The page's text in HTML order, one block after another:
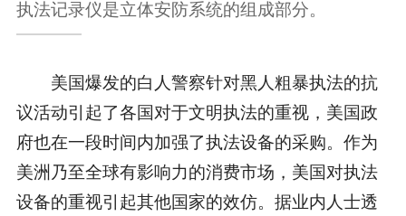
执法记录仪是立体安防系统的组成部分。
美国爆发的白人警察针对黑人粗暴执法的抗
议活动引起了各国对于文明执法的重视，美国政
府也在一段时间内加强了执法设备的采购。作为
美洲乃至全球有影响力的消费市场，美国对执法
设备的重视引起其他国家的效仿。据业内人士透